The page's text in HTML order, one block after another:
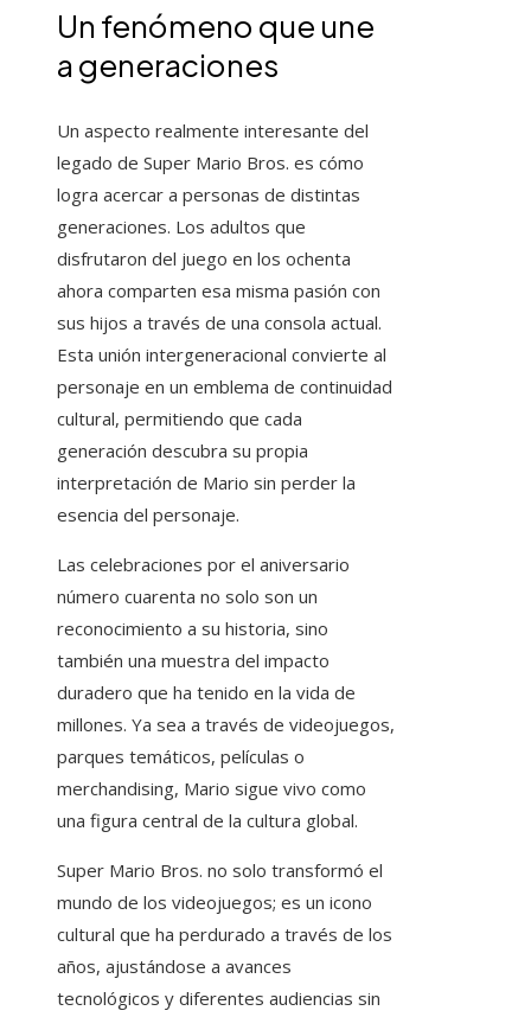
Un fenómeno que une
a generaciones
Un aspecto realmente interesante del
legado de Super Mario Bros. es cómo
logra acercar a personas de distintas
generaciones. Los adultos que
disfrutaron del juego en los ochenta
ahora comparten esa misma pasión con
sus hijos a través de una consola actual.
Esta unión intergeneracional convierte al
personaje en un emblema de continuidad
cultural, permitiendo que cada
generación descubra su propia
interpretación de Mario sin perder la
esencia del personaje.
Las celebraciones por el aniversario
número cuarenta no solo son un
reconocimiento a su historia, sino
también una muestra del impacto
duradero que ha tenido en la vida de
millones. Ya sea a través de videojuegos,
parques temáticos, películas o
merchandising, Mario sigue vivo como
una figura central de la cultura global.
Super Mario Bros. no solo transformó el
mundo de los videojuegos; es un icono
cultural que ha perdurado a través de los
años, ajustándose a avances
tecnológicos y diferentes audiencias sin